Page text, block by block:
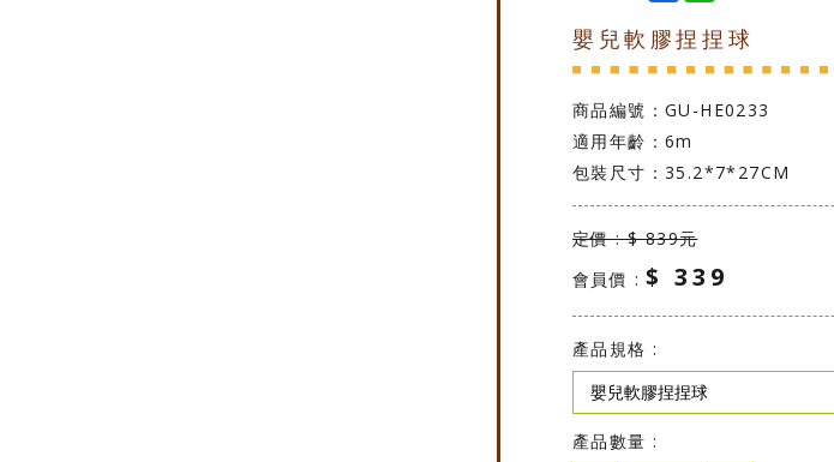
e
b
o
k
e
嬰兒軟膠捏捏球
商品編號： GU-HE0233
適用年齡：6m
包裝尺寸：35.2*7*27CM
定價 : $ 839元
會員價 :$ 339
產品規格 :
產品數量 :